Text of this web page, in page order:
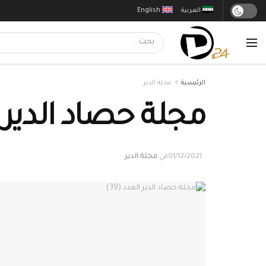
English العربية
الرئيسية مجلة الدير
مجلة حصاد الدير
01/12/2021في مجلة الدير